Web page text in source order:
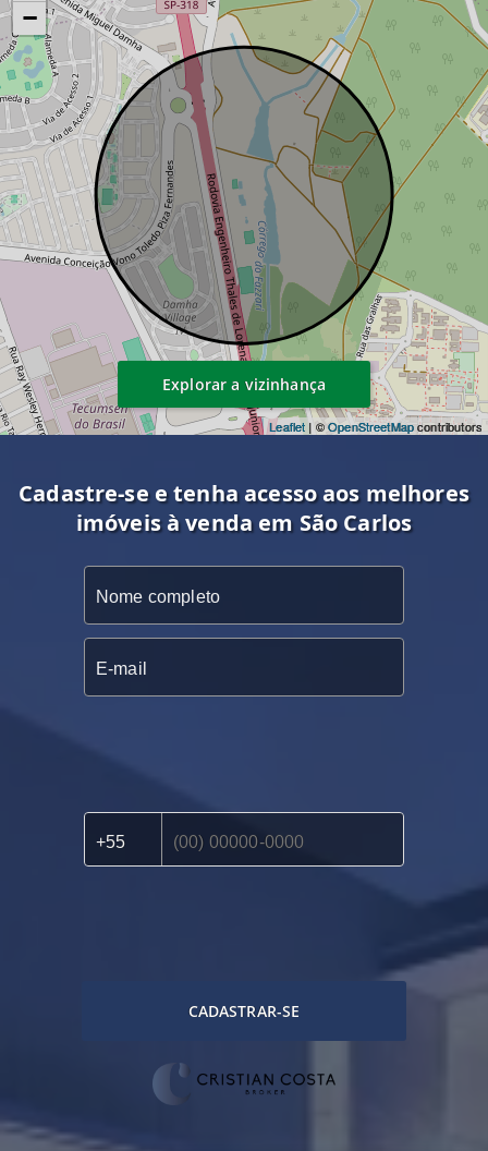
−
Leaflet| ©OpenStreetMapcontributors
Explorar a vizinhança
Cadastre-se e tenha acesso aos melhores
imóveis à venda em São Carlos
CADASTRAR-SE